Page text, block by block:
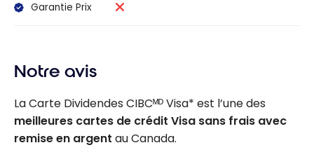
Garantie Prix
Notre avis
La Carte Dividendes CIBCᴹᴰ Visa* est l’une des
meilleures cartes de crédit Visa sans frais avec
remise en argent au Canada.